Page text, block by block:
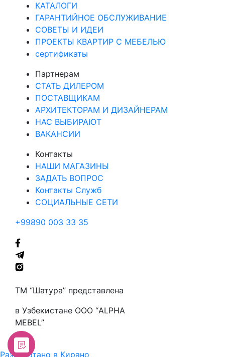
КАТАЛОГИ
ГАРАНТИЙНОЕ ОБСЛУЖИВАНИЕ
СОВЕТЫ И ИДЕИ
ПРОЕКТЫ КВАРТИР С МЕБЕЛЬЮ
сертификаты
Партнерам
СТАТЬ ДИЛЕРОМ
ПОСТАВЩИКАМ
АРХИТЕКТОРАМ И ДИЗАЙНЕРАМ
НАС ВЫБИРАЮТ
ВАКАНСИИ
Контакты
НАШИ МАГАЗИНЫ
ЗАДАТЬ ВОПРОС
Контакты Служб
СОЦИАЛЬНЫЕ СЕТИ
+99890 003 33 35
ТМ “Шатура” представлена
в Узбекистане ООО “ALPHA
MEBEL”
Разработано в Кирано